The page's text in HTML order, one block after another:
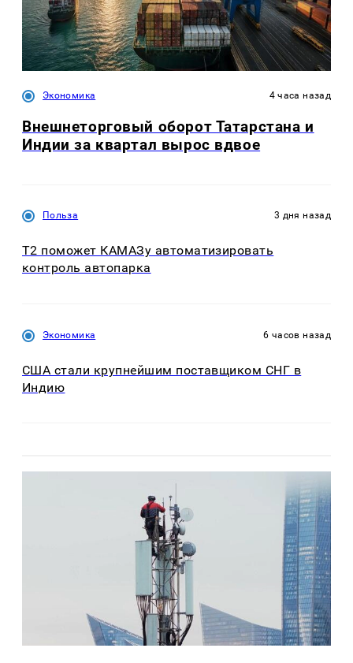
Экономика 4 часа назад
Внешнеторговый оборот Татарстана и
Индии за квартал вырос вдвое
Польза 3 дня назад
T2 поможет КАМАЗу автоматизировать
контроль автопарка
Экономика 6 часов назад
США стали крупнейшим поставщиком СНГ в
Индию